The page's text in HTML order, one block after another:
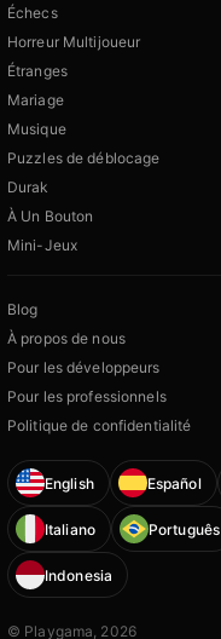
Échecs
Horreur Multijoueur
Étranges
Mariage
Musique
Puzzles de déblocage
Durak
À Un Bouton
Mini-Jeux
Blog
À propos de nous
Pour les développeurs
Pour les professionnels
Politique de confidentialité
English Español
Italiano Português
Indonesia
© Playgama, 2026